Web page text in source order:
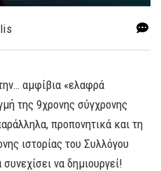
αμφίβια «ελαφρά
της 9χρονης σύγχρονης
προπονητικά και τη
ιστορίας του Συλλόγου
να δημιουργεί!